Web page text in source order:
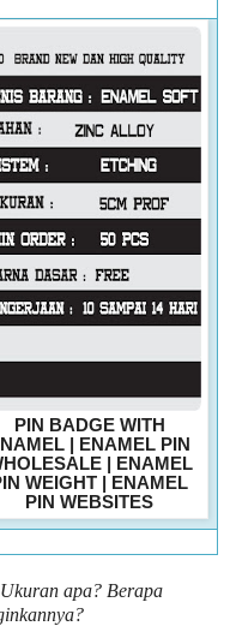
PIN BADGE WITH
ENAMEL PIN
|
ENAMEL
WEIGHT
ENAMEL
PIN WEBSITES
apa? Berapa